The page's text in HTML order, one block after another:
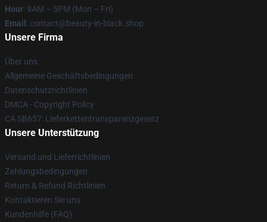
Hour: 9AM – 5PM (Mon – Fri)
Email : contact@beauty-in-black.shop
Unsere Firma
Über uns
Allgemeine Geschäftsbedingungen
Datenschutzrichtlinien
DMCA - Copyright Policy
CA SB657: Lieferkettentransparenzgesetz
Unsere Unterstützung
Versand und Lieferrichtlinien
Zahlungsbedingungen
Return & Refund Richtlinien
Kontaktieren Sie uns
Kundenhilfe (FAQ)